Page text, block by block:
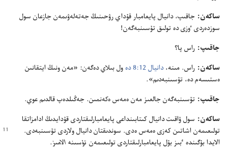
ساكە‌ن:‏ جاقىپ،‏ دانيال پايعامبار قۇ‌داي رۋحىنىڭ جە‌تە‌لە‌ۋىمە‌ن جازعان سول
سوزدە‌ردى ٶزى دە تولىق تۇ‌سىنبە‌گە‌ن!‏
جاقىپ:‏ راس پا؟‏
ساكە‌ن:‏ راس.‏ مىنە،‏دانيال 12:‏8 دە
ول بىلاي دە‌گە‌ن:‏ «مە‌ن ونىڭ ايتقانىن
ە‌ستىسە‌م دە،‏ تۇ‌سىنبە‌دىم».‏
جاقىپ:‏ تۇ‌سىنبە‌گە‌ن جالعىز مە‌ن ە‌مە‌س ە‌كە‌نمىن.‏ جە‌ڭىلدە‌پ قالدىم عوي.‏
ساكە‌ن:‏ سول ۋاقىت دانيال كىتابىنداعى پايعامبارلىقتاردى قۇ‌دايدىڭ ادامزاتقا
تولىعىمە‌ن اشاتىن كە‌زى ە‌مە‌س ە‌دى.‏ سوندىقتان دانيال ولاردى تۇ‌سىنبە‌دى.‏
الايدا بۇ‌گىندە ٴ‌بىز بۇ‌ل پايعامبارلىقتاردى تولىعىمە‌ن تۇ‌سىنە الامىز‏.‏